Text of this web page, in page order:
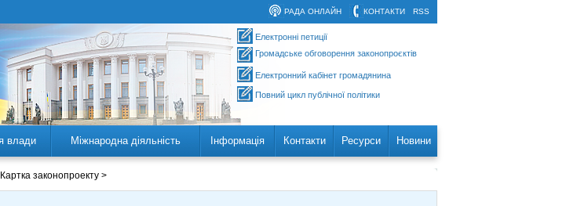
RSS
КОНТАКТИ
РАДА ОНЛАЙН
Електронні петиції
Громадське обговорення законопроєктів
Електронний кабінет громадянина
Повний цикл публічної політики
влади Міжнародна діяльність Інформація Контакти Ресурси Новини
законопроекту >